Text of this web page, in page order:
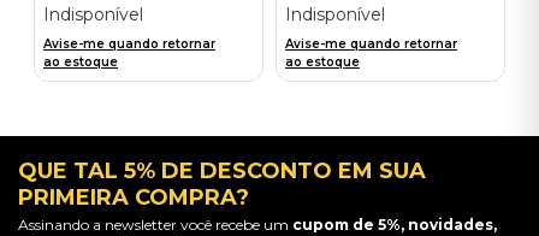
Indisponível
Avise-me quando retornar
ao estoque
Indisponível
Avise-me quando retornar
ao estoque
QUE TAL 5% DE DESCONTO EM SUA
PRIMEIRA COMPRA?
Assinando a newsletter você recebe um cupom de 5%, novidades,